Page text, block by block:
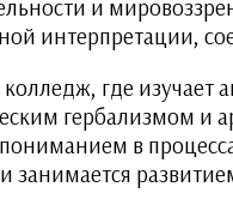
и
интерпретации,
где изучает
гербализмом и
в
занимается